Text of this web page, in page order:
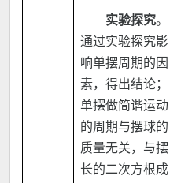
实验探究。
通过实验探究影
响单摆周期的因
素，得出结论；
单摆做简谐运动
的周期与摆球的
质量无关，与摆
长的二次方根成